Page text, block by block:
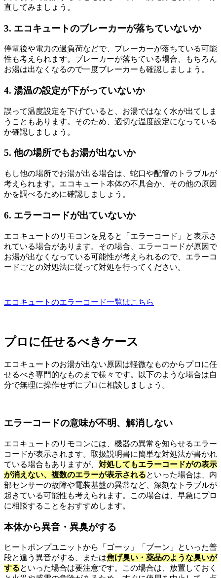
直してみましょう。
3. エコキュートのブレーカーが落ちていないか
停電後や電力の過負荷などで、ブレーカーが落ちている可能
性も考えられます。ブレーカーが落ちている場合、もちろん
お湯は出なくなるので一度ブレーカーも確認しましょう。
4. 湯温の設定が下がっていないか
誤って温度設定を下げていると、お湯ではなく水が出てしま
うこともあります。そのため、適切な温度設定になっている
か確認しましょう。
5. 他の場所でもお湯が出ないか
もし他の場所でお湯が出る場合は、蛇口や配管のトラブルが
考えられます。エコキュート本体の不具合か、その他の原因
かを調べるために確認しましょう。
6. エラーコードが出ていないか
エコキュートのリモコンを見ると「エラーコード」と表示さ
れている場合があります。その場合、エラーコードが原因で
お湯が出なくなっている可能性が考えられるので、エラーコ
ードごとの対処法に従って対処を行ってください。
エコキュートのエラーコード一覧はこちら
プロに任せるべきケース
エコキュートのお湯が出ない原因は軽微なものからプロに任
せるべき専門的なものまで様々です。以下のような場合は自
分で無理に操作せずにプロに相談しましょう。
エラーコードの意味が不明、解消しない
エコキュートのリモコンには、機器の異常を知らせるエラー
コードが表示されます。取扱説明書に簡単な対処法が書かれ
ている場合もありますが、 対処してもエラーコードがの表示
が消えない、複数のエラーが表示されるといった場合は、内
部センサーの故障や電装基盤の異常など、深刻なトラブルが
起きている可能性も考えられます。この場合は、早急にプロ
に相談することをおすすめします。
本体から異音・異臭がする
ヒートポンプユニットから「ゴーッ」「ブーン」といった普
段と違う異音がする、または焦げ臭い・薬品のような臭いが
するといった場合は要注意です。この場合は、放置しておく